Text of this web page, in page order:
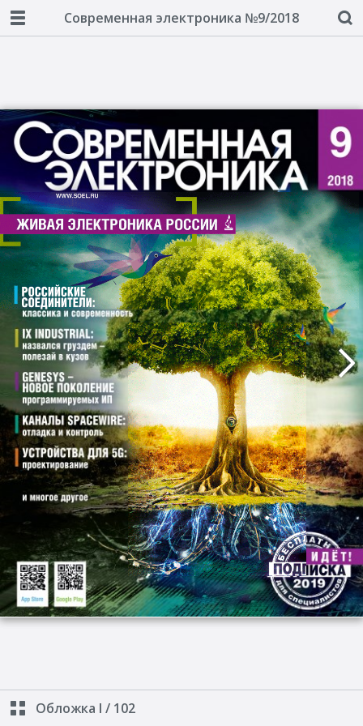
Современная электроника №9/2018
Обложка I / 102